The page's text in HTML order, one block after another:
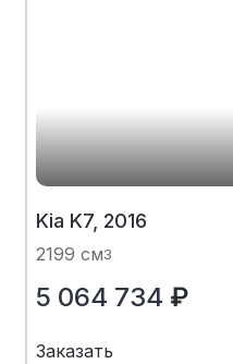
Kia K7, 2016
2199 см3
5 064 734 ₽
Заказать